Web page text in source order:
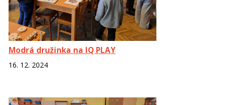
Modrá družinka na IQ PLAY
16. 12. 2024